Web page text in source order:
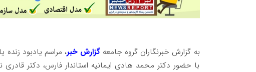
به گزارش خبرنگاران گروه جامعه گزارش خبر، مراسم یادبود
با حضور دکتر محمد هادی ایمانیه استاندار فارس، دکتر